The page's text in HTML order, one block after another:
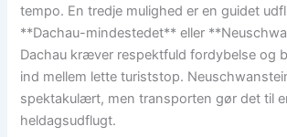
tempo. En tredje mulighed er en guidet
**Dachau-mindestedet** eller
Dachau kræver respektfuld fordybelse og
ind mellem lette turiststop.
spektakulært, men transporten gør det til
heldagsudflugt.